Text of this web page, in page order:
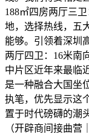
188㎡四房两厅三
地，选择热线，五
能够。引领着深圳
两厅四卫：16米南
中片区近年来最临
是一种融合大国坐
执笔，优先显示这
置于时代磅礴的潮
（开辟商间接曲营